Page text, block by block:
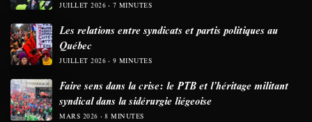
JUILLET 2026 7 MINUTES
Les relations entre syndicats et partis politiques au
Québec
JUILLET 2026 9 MINUTES
Faire sens dans la crise: le PTB et l’héritage militant
syndical dans la sidérurgie liégeoise
MARS 2026 8 MINUTES